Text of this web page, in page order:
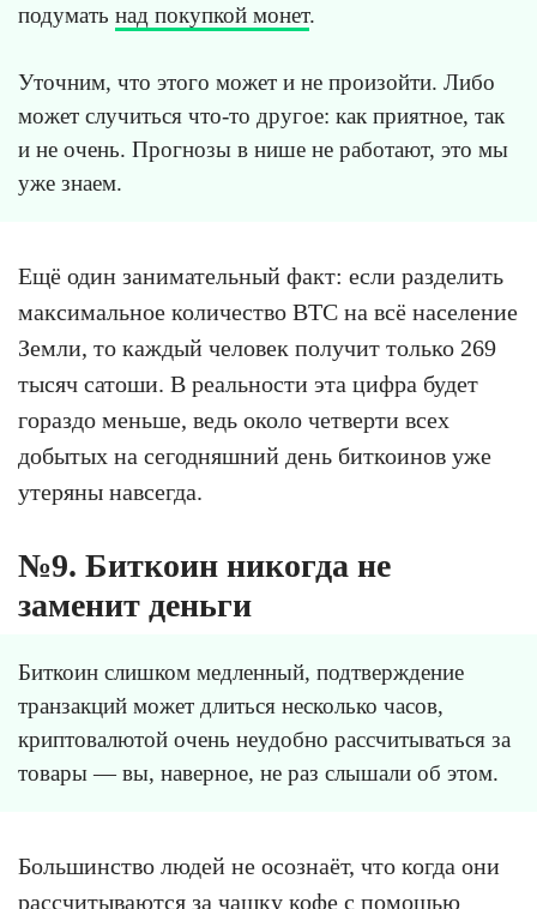
подумать над покупкой монет.
Уточним, что этого может и не произойти. Либо
может случиться что-то другое: как приятное, так
и не очень. Прогнозы в нише не работают, это мы
уже знаем.
Ещё один занимательный факт: если разделить
максимальное количество BTC на всё население
Земли, то каждый человек получит только 269
тысяч сатоши. В реальности эта цифра будет
гораздо меньше, ведь около четверти всех
добытых на сегодняшний день биткоинов уже
утеряны навсегда.
№9. Биткоин никогда не
заменит деньги
Биткоин слишком медленный, подтверждение
транзакций может длиться несколько часов,
криптовалютой очень неудобно рассчитываться за
товары — вы, наверное, не раз слышали об этом.
Большинство людей не осознаёт, что когда они
рассчитываются за чашку кофе с помощью